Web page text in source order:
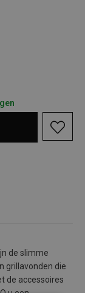
de slimme
grillavonden die
de accessoires